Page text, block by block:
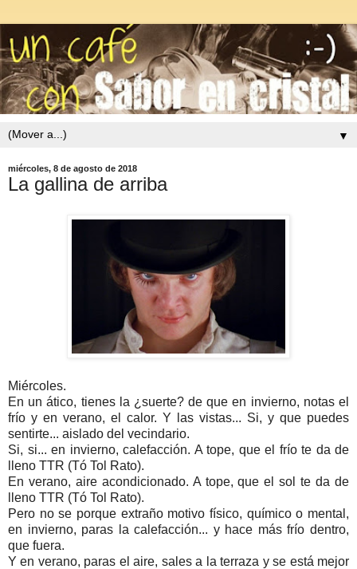
▼
miércoles, 8 de agosto de 2018
La gallina de arriba
Miércoles.
En un ático, tienes la ¿suerte? de que en invierno, notas el
frío y en verano, el calor. Y las vistas... Si, y que puedes
sentirte... aislado del vecindario.
Si, si... en invierno, calefacción. A tope, que el frío te da de
lleno TTR (Tó Tol Rato).
En verano, aire acondicionado. A tope, que el sol te da de
lleno TTR (Tó Tol Rato).
Pero no se porque extraño motivo físico, químico o mental,
en invierno, paras la calefacción... y hace más frío dentro,
que fuera.
Y en verano, paras el aire, sales a la terraza y se está mejor